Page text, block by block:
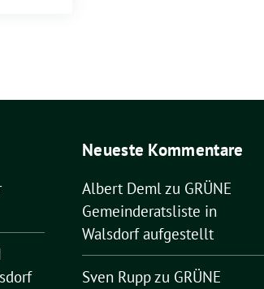
Neueste Kommentare
Albert Demlzu GRÜNE
Gemeinderatsliste in
Walsdorf aufgestellt
Sven Ruppzu GRÜNE